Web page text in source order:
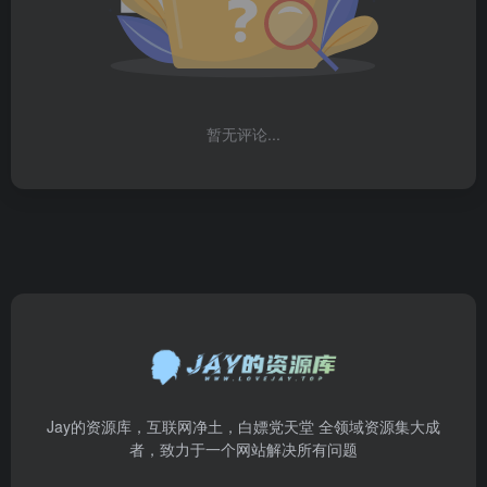
暂无评论...
Jay的资源库，互联网净土，白嫖党天堂 全领域资源集大成
者，致力于一个网站解决所有问题